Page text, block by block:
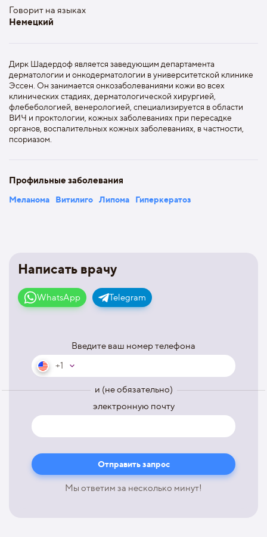
Написать врачу
WhatsApp Telegram
Введите ваш номер телефона
+1
и (не обязательно)
электронную почту
Мы ответим за несколько минут!
Говорит на языках
Немецкий
Дирк Шадердоф является заведующим департамента
дерматологии и онкодерматологии в университетской клинике
Эссен. Он занимается онкозаболеваниями кожи во всех
клинических стадиях, дерматологической хирургией,
флебебологией, венерологией, специализируется в области
ВИЧ и проктологии, кожных заболеваниях при пересадке
органов, воспалительных кожных заболеваниях, в частности,
псориазом.
Профильные заболевания
Меланома Витилиго Липома Гиперкератоз